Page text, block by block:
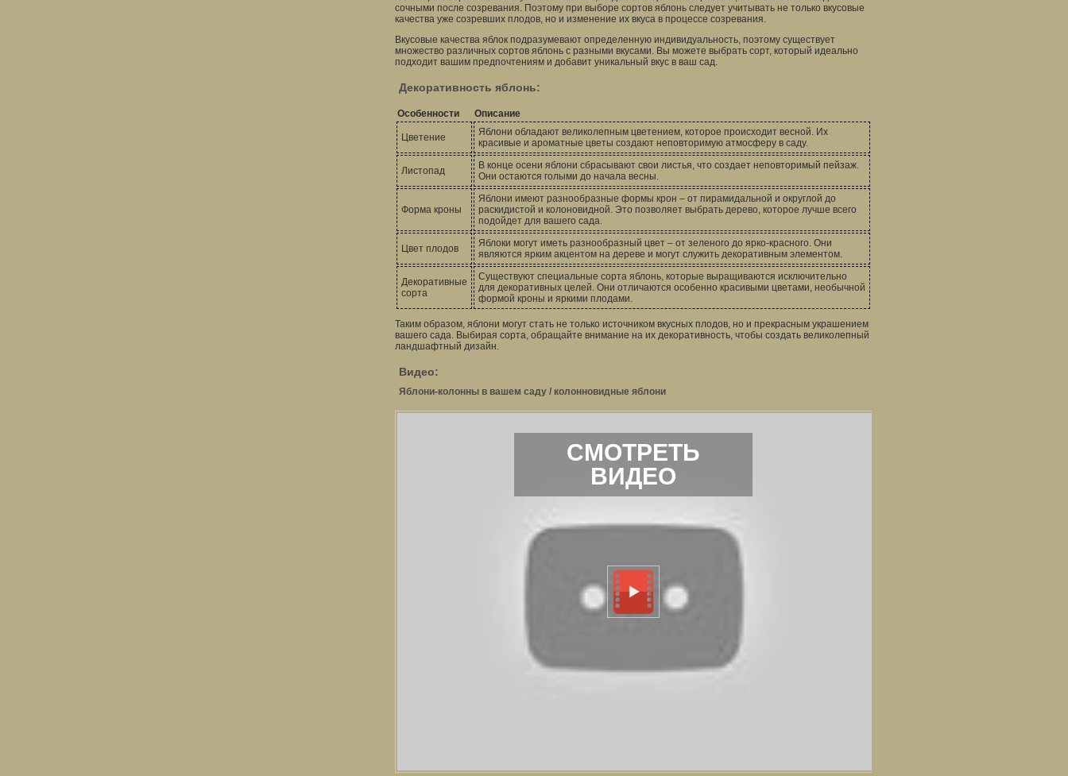
сочными после созревания. Поэтому при выборе сортов яблонь следует учитывать не только вкусовые
качества уже созревших плодов, но и изменение их вкуса в процессе созревания.
Вкусовые качества яблок подразумевают определенную индивидуальность, поэтому существует
множество различных сортов яблонь с разными вкусами. Вы можете выбрать сорт, который идеально
подходит вашим предпочтениям и добавит уникальный вкус в ваш сад.
Декоративность яблонь:
Особенности Описание
Цветение
Яблони обладают великолепным цветением, которое происходит весной. Их
красивые и ароматные цветы создают неповторимую атмосферу в саду.
Листопад
В конце осени яблони сбрасывают свои листья, что создает неповторимый пейзаж.
Они остаются голыми до начала весны.
Форма кроны
Яблони имеют разнообразные формы крон – от пирамидальной и округлой до
раскидистой и колоновидной. Это позволяет выбрать дерево, которое лучше всего
подойдет для вашего сада.
Цвет плодов
Яблоки могут иметь разнообразный цвет – от зеленого до ярко-красного. Они
являются ярким акцентом на дереве и могут служить декоративным элементом.
Декоративные
сорта
Существуют специальные сорта яблонь, которые выращиваются исключительно
для декоративных целей. Они отличаются особенно красивыми цветами, необычной
формой кроны и яркими плодами.
Таким образом, яблони могут стать не только источником вкусных плодов, но и прекрасным украшением
вашего сада. Выбирая сорта, обращайте внимание на их декоративность, чтобы создать великолепный
ландшафтный дизайн.
Видео:
Яблони-колонны в вашем саду / колонновидные яблони
СМОТРЕТЬ
ВИДЕО